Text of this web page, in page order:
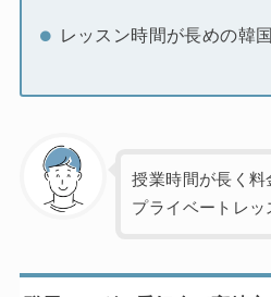
レッスン時間が長めの韓
授業時間が長く料
プライベートレッ